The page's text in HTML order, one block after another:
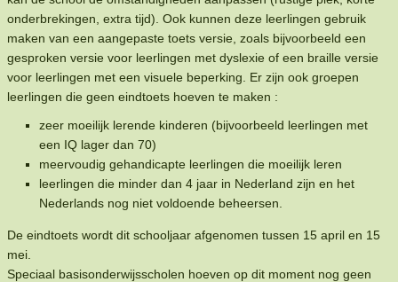
onderbrekingen, extra tijd). Ook kunnen deze leerlingen gebruik
maken van een aangepaste toets versie, zoals bijvoorbeeld een
gesproken versie voor leerlingen met dyslexie of een braille versie
voor leerlingen met een visuele beperking. Er zijn ook groepen
leerlingen die geen eindtoets hoeven te maken :
zeer moeilijk lerende kinderen (bijvoorbeeld leerlingen met
een IQ lager dan 70)
meervoudig gehandicapte leerlingen die moeilijk leren
leerlingen die minder dan 4 jaar in Nederland zijn en het
Nederlands nog niet voldoende beheersen.
De eindtoets wordt dit schooljaar afgenomen tussen 15 april en 15
mei.
Speciaal basisonderwijsscholen hoeven op dit moment nog geen